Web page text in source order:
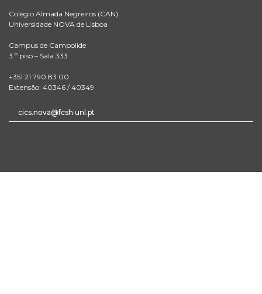
Colégio Almada Negreiros (CAN)
Universidade NOVA de Lisboa
Campus de Campolide
3.º piso – Sala 333
+351 21 790 83 00
Extensão: 40346 / 40349
cics.nova@fcsh.unl.pt